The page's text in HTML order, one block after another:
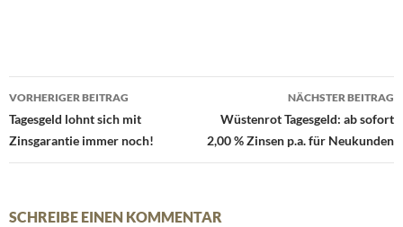
Beitrags-
Navigation
VORHERIGER BEITRAG
Tagesgeld lohnt sich mit
Zinsgarantie immer noch!
NÄCHSTER BEITRAG
Wüstenrot Tagesgeld: ab sofort
2,00 % Zinsen p.a. für Neukunden
SCHREIBE EINEN KOMMENTAR